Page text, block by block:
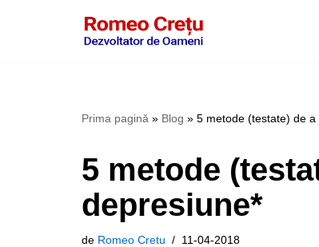
Prima pagină » Blog » 5 metode (testate) de
5 metode
depresiune*
de Romeo Cretu 11-04-2018